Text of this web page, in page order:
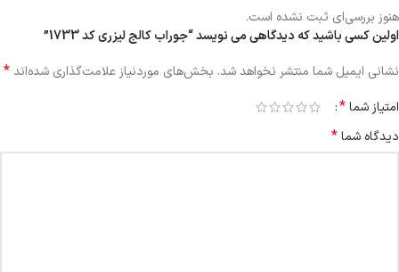
هنوز بررسی‌ای ثبت نشده است.
اولین کسی باشید که دیدگاهی می نویسد “جوراب کالج لیزری کد 1733”
نشانی ایمیل شما منتشر نخواهد شد. بخش‌های موردنیاز علامت‌گذاری شده‌اند*
امتیاز شما*
دیدگاه شما*